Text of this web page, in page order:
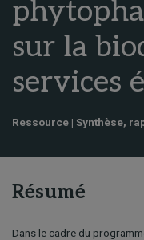
sur la
services
Ressource | Synthèse,
Résumé
Dans le cadre du